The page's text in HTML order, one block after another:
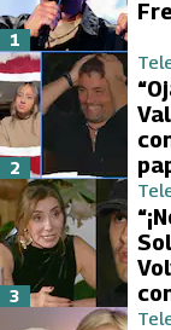
1
2
3